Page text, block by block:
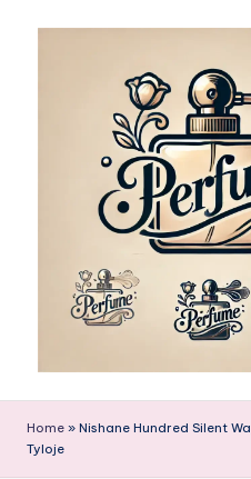
Home » Nishane Hundred Silent
Tyloje